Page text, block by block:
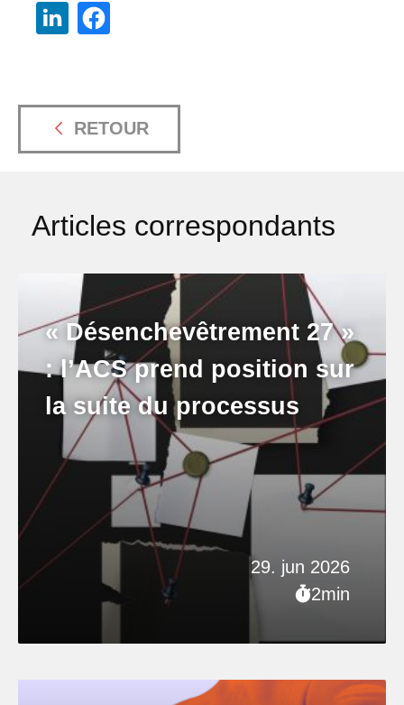
RETOUR
Articles correspondants
29. jun 2026
2min
« Désenchevêtrement 27 »
: l’ACS prend position sur
la suite du processus